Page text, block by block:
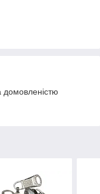
домовленістю